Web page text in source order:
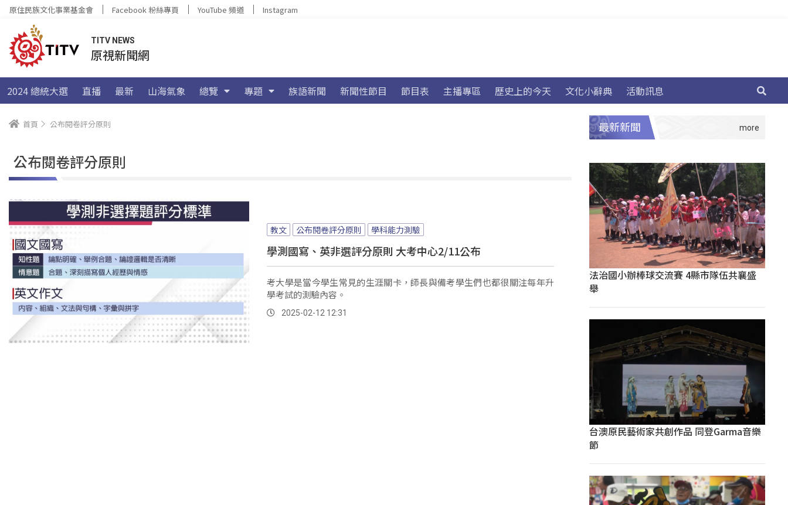
原住民族文化事業基金會 Facebook 粉絲專頁 YouTube 頻道 Instagram
TITV NEWS
原視新聞網
2024 總統大選 直播 最新 山海氣象 總覽 專題 族語新聞 新聞性節目 節目表 主播專區 歷史上的今天 文化小辭典 活動訊息
首頁 公布閱卷評分原則
公布閱卷評分原則
教文 公布閱卷評分原則 學科能力測驗
學測國寫、英非選評分原則 大考中心2/11公布
考大學是當今學生常見的生涯關卡，師長與備考學生們也都很關注每年升
學考試的測驗內容。
2025-02-12 12:31
最新新聞
法治國小辦棒球交流賽 4縣市隊伍共襄盛
舉
台澳原民藝術家共創作品 同登Garma音樂
節